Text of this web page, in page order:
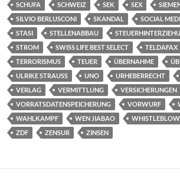
SCHUFA
SCHWEIZ SEK SEX
SILVIO BERLUSCONI
SKANDAL SOCIAL
STASI
STELLENABBAU
STROM
SWISS LIFE BEST SELECT TELDAFAX
TERRORISMUS
TEUER ÜBERNAHME
ULRIKE STRAUSS
UNO URHEBERRECHT
VERLAG
VERMITTLUNG VERSICHERUNGEN
VORRATSDATENSPEICHERUNG
VORWURF
WAHLKAMPF
WEN JIABAO
ZDF
ZENSUR ZINSEN